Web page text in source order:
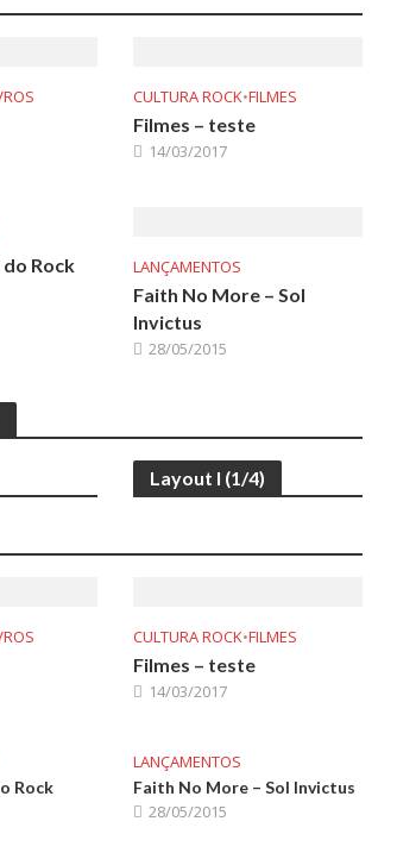
CULTURA ROCK•FILMES
Filmes – teste
14/03/2017
Rock LANÇAMENTOS
Faith No More – Sol
Invictus
28/05/2015
Layout I (1/4)
CULTURA ROCK•FILMES
Filmes – teste
14/03/2017
Rock
LANÇAMENTOS
Faith No More – Sol Invictus
28/05/2015